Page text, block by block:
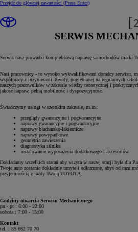
Przejdź do głównej zawartości (Press Enter)
SERWIS
Serwis nasz prowadzi kompleksową naprawę samochodów marki
Nasi pracownicy - to wysoko wykwalifikowani doradcy serwisu,
współpracy z inżynierami Toyoty, pogłębianej na regularnych
naszych pracowników w zakresie wiedzy teoretycznej i
jakość napraw, pełną mobilność i dyspozycyjność.
Świadczymy usługi w szerokim zakresie, m.in.:
przeglądy gwarancyjne i pogwarancyjne
naprawy gwarancyjne i pogwarancyjne
naprawy blacharsko-lakiernicze
naprawy powypadkowe
geometria zawieszenia
diagnostyka silnika
instalowanie wyposażenia dodatkowego i akcesoriów
Dokładamy wszelkich starań aby wizyta w naszej stacji była dla
Twoje auto zostanie dokładnie umyte i odkurzone, abyś od razu
przyjemnością z jazdy Twoją TOYOTĄ.
Godziny otwarcia Serwisu Mechanicznego
pn - pt : 6:00 - 22:00
sobota : 7:00 - 15:00
Kontakt
tel. : 85 662 70 70